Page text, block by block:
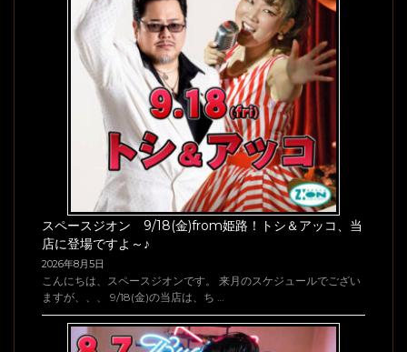
スペースジオン 9/18(金)from姫路！トシ＆アッコ、当
店に登場ですよ～♪
2026年8月5日
こんにちは、スペースジオンです。 来月のスケジュールでござい
ますが、、、 9/18(金)の当店は、ち …